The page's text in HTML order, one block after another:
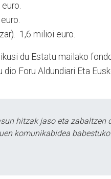
1,6 milioi euro.
du Estatu mailako
Foru Aldundiari Eta
hitzak jaso eta zabaltzen
komunikabidea